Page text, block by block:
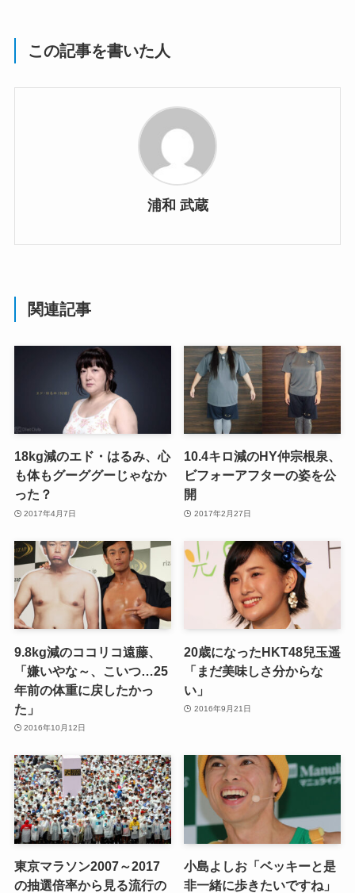
この記事を書いた人
浦和 武蔵
関連記事
18kg減のエド・はるみ、心
も体もグーググーじゃなか
った？
2017年4月7日
10.4キロ減のHY仲宗根泉、
ビフォーアフターの姿を公
開
2017年2月27日
9.8kg減のココリコ遠藤、
「嫌いやな～、こいつ…25
年前の体重に戻したかっ
た」
2016年10月12日
20歳になったHKT48兒玉遥
「まだ美味しさ分からな
い」
2016年9月21日
東京マラソン2007～2017
の抽選倍率から見る流行の
小島よしお「ベッキーと是
非一緒に歩きたいですね」